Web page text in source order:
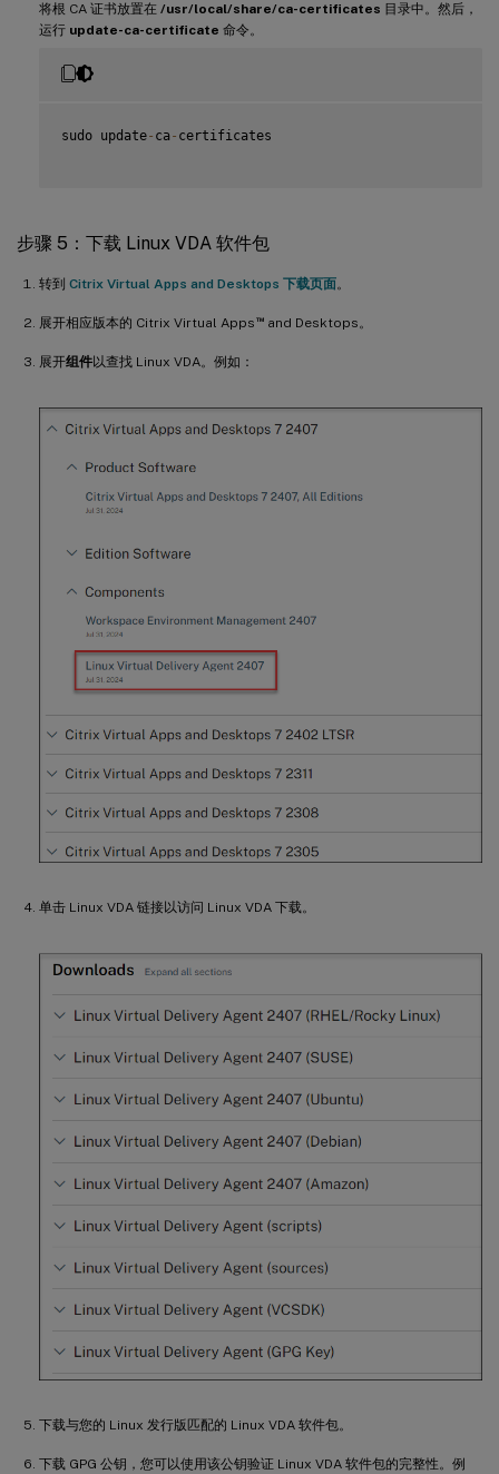
将根 CA 证书放置在 /usr/local/share/ca-certificates 目录中。然后，
运行 update-ca-certificate 命令。
sudo update- ca- certificates
步骤 5：下载 Linux VDA 软件包
转到 Citrix Virtual Apps and Desktops 下载页面。
展开相应版本的 Citrix Virtual Apps ™and Desktops。
展开组件以查找 Linux VDA。例如：
单击 Linux VDA 链接以访问 Linux VDA 下载。
下载与您的 Linux 发行版匹配的 Linux VDA 软件包。
下载 GPG 公钥，您可以使用该公钥验证 Linux VDA 软件包的完整性。例